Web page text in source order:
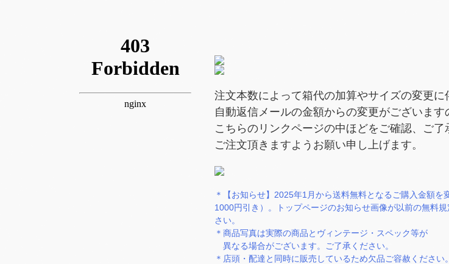
注文本数によって箱代の加算やサイズの変更に
自動返信メールの金額からの変更がございます
こちらのリンクページの中ほどをご確認、ご了
ご注文頂きますようお願い申し上げます。
＊【お知らせ】2025年1月から送料無料となるご購入金額
1000円引き）。トップページのお知らせ画像が以前の無料
さい。
＊商品写真は実際の商品とヴィンテージ・スペック等が
異なる場合がございます。ご了承ください。
＊店頭・配達と同時に販売しているため欠品ご容赦ください。